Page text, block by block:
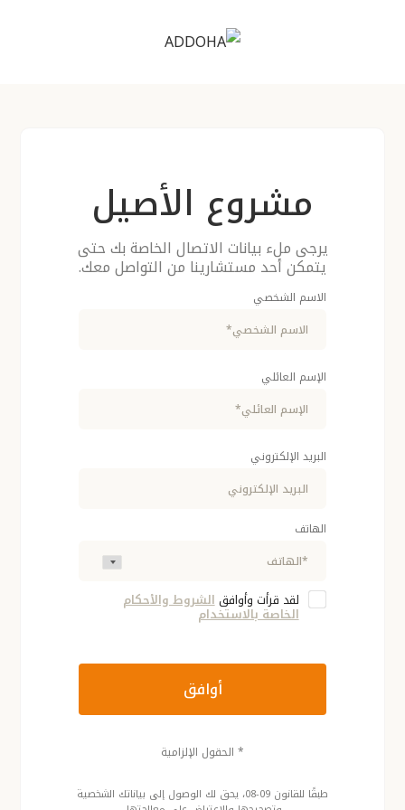
مشروع الأصيل
يرجى ملء بيانات الاتصال الخاصة بك حتى
يتمكن أحد مستشارينا من التواصل معك.
الاسم الشخصي
الإسم العائلي
البريد الإلكتروني
الهاتف
لقد قرأت وأوافقالشروط والأحكام
الخاصة بالاستخدام
أوافق
* الحقول الإلزامية
طبقًا للقانون 09-08، يحق لك الوصول إلى بياناتك الشخصية